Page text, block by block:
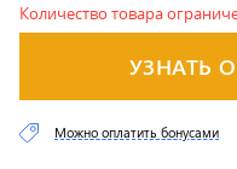
УЗНАТЬ
Количество товара
Можно оплатить бонусами